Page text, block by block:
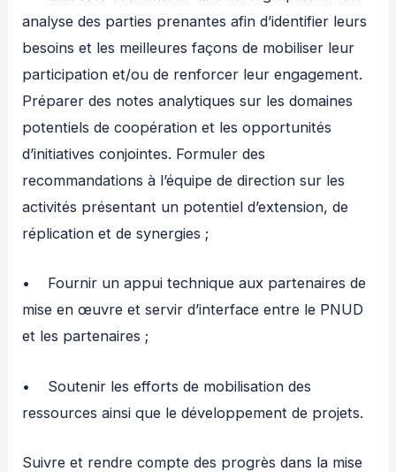
analyse des parties prenantes afin d’identifier leurs
besoins et les meilleures façons de mobiliser leur
participation et/ou de renforcer leur engagement.
Préparer des notes analytiques sur les domaines
potentiels de coopération et les opportunités
d’initiatives conjointes. Formuler des
recommandations à l’équipe de direction sur les
activités présentant un potentiel d’extension, de
réplication et de synergies ;
• Fournir un appui technique aux partenaires de
mise en œuvre et servir d’interface entre le PNUD
et les partenaires ;
• Soutenir les efforts de mobilisation des
ressources ainsi que le développement de projets.
Suivre et rendre compte des progrès dans la mise